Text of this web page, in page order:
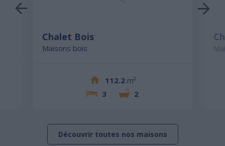
Chalet Bois
Maisons bois
112.2m²
3
2
Découvrir toutes nos maisons